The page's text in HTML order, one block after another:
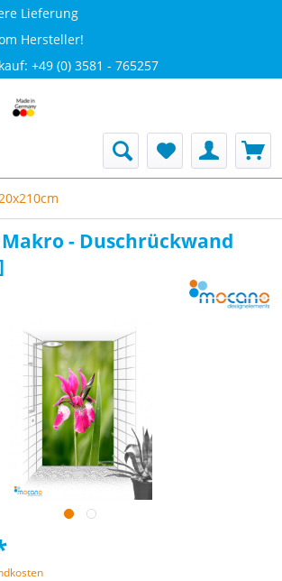
Lieferung
Hersteller!
+49 (0) 3581 - 765257
- Duschrückwand